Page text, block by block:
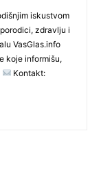
iskustvom
zdravlju i
VasGlas.info
koje informišu,
Kontakt: